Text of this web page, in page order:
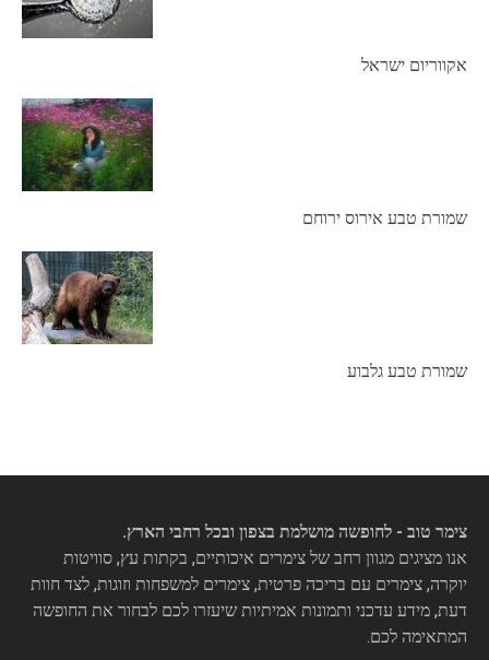
אקווריום ישראל
שמורת טבע אירוס ירוחם
שמורת טבע גלבוע
צימר טוב - לחופשה מושלמת בצפון ובכל רחבי הארץ.
אנו מציגים מגוון רחב של צימרים איכותיים, בקתות עץ, סוויטות
יוקרה, צימרים עם בריכה פרטית, צימרים למשפחות וזוגות, לצד חוות
דעת, מידע עדכני ותמונות אמיתיות שיעזרו לכם לבחור את החופשה
המתאימה לכם.